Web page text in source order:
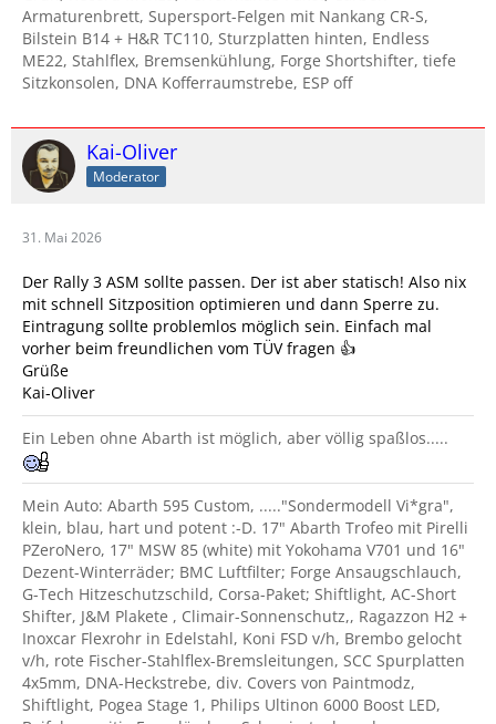
Armaturenbrett, Supersport-Felgen mit Nankang CR-S,
Bilstein B14 + H&R TC110, Sturzplatten hinten, Endless
ME22, Stahlflex, Bremsenkühlung, Forge Shortshifter, tiefe
Sitzkonsolen, DNA Kofferraumstrebe, ESP off
Kai-Oliver
Moderator
31. Mai 2026
Der Rally 3 ASM sollte passen. Der ist aber statisch! Also nix
mit schnell Sitzposition optimieren und dann Sperre zu.
Eintragung sollte problemlos möglich sein. Einfach mal
vorher beim freundlichen vom TÜV fragen 👍
Grüße
Kai-Oliver
Ein Leben ohne Abarth ist möglich, aber völlig spaßlos.....
Mein Auto: Abarth 595 Custom, ....."Sondermodell Vi*gra",
klein, blau, hart und potent :-D. 17" Abarth Trofeo mit Pirelli
PZeroNero, 17" MSW 85 (white) mit Yokohama V701 und 16"
Dezent-Winterräder; BMC Luftfilter; Forge Ansaugschlauch,
G-Tech Hitzeschutzschild, Corsa-Paket; Shiftlight, AC-Short
Shifter, J&M Plakete , Climair-Sonnenschutz,, Ragazzon H2 +
Inoxcar Flexrohr in Edelstahl, Koni FSD v/h, Brembo gelocht
v/h, rote Fischer-Stahlflex-Bremsleitungen, SCC Spurplatten
4x5mm, DNA-Heckstrebe, div. Covers von Paintmodz,
Shiftlight, Pogea Stage 1, Philips Ultinon 6000 Boost LED,